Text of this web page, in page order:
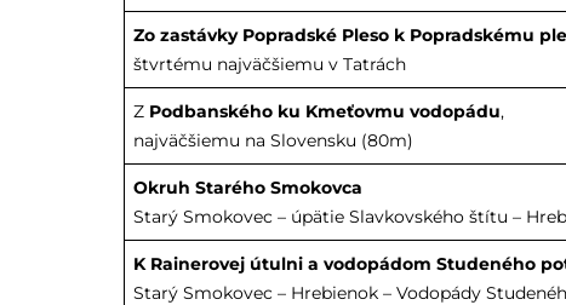
Zo zastávky Popradské Pleso k Popradskému
štvrtému najväčšiemu v Tatrách
Z Podbanského ku Kmeťovmu vodopádu,
najväčšiemu na Slovensku (80m)
Okruh Starého Smokovca
Starý Smokovec – úpätie Slavkovského štítu –
K Rainerovej útulni a vodopádom Studeného
Starý Smokovec – Hrebienok – Vodopády